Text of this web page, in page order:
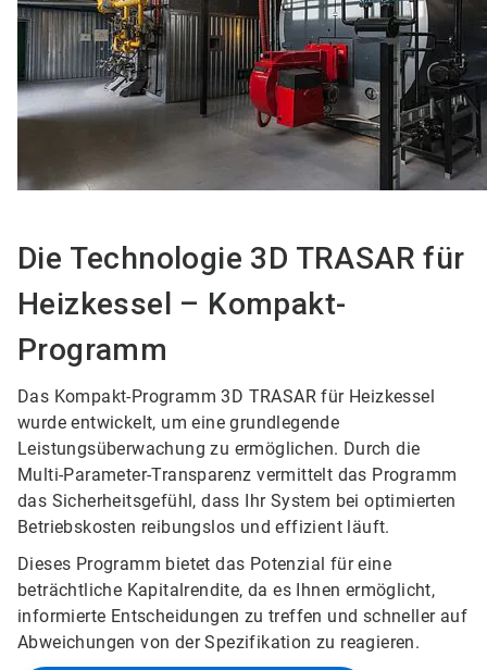
Die Technologie 3D TRASAR für
Heizkessel – Kompakt-
Programm
Das Kompakt-Programm 3D TRASAR für Heizkessel
wurde entwickelt, um eine grundlegende
Leistungsüberwachung zu ermöglichen. Durch die
Multi-Parameter-Transparenz vermittelt das Programm
das Sicherheitsgefühl, dass Ihr System bei optimierten
Betriebskosten reibungslos und effizient läuft.
Dieses Programm bietet das Potenzial für eine
beträchtliche Kapitalrendite, da es Ihnen ermöglicht,
informierte Entscheidungen zu treffen und schneller auf
Abweichungen von der Spezifikation zu reagieren.